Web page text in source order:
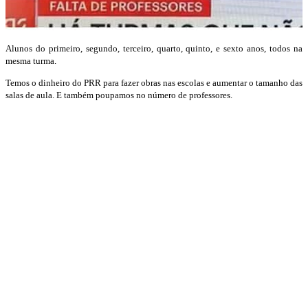
Alunos do primeiro, segundo, terceiro, quarto, quinto, e sexto anos, todos na
mesma turma.
Temos o dinheiro do PRR para fazer obras nas escolas e aumentar o tamanho das
salas de aula. E também poupamos no número de professores.